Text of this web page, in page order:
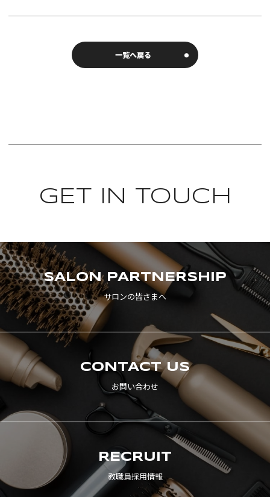
一覧へ戻る
GET IN TOUCH
SALON PARTNERSHIP
サロンの皆さまへ
CONTACT US
お問い合わせ
RECRUIT
教職員採用情報